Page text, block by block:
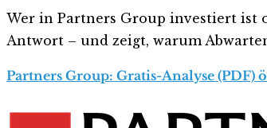
Wer in Partners Group investiert ist
Antwort – und zeigt, warum
Partners Group: Gratis-Analyse (PDF)